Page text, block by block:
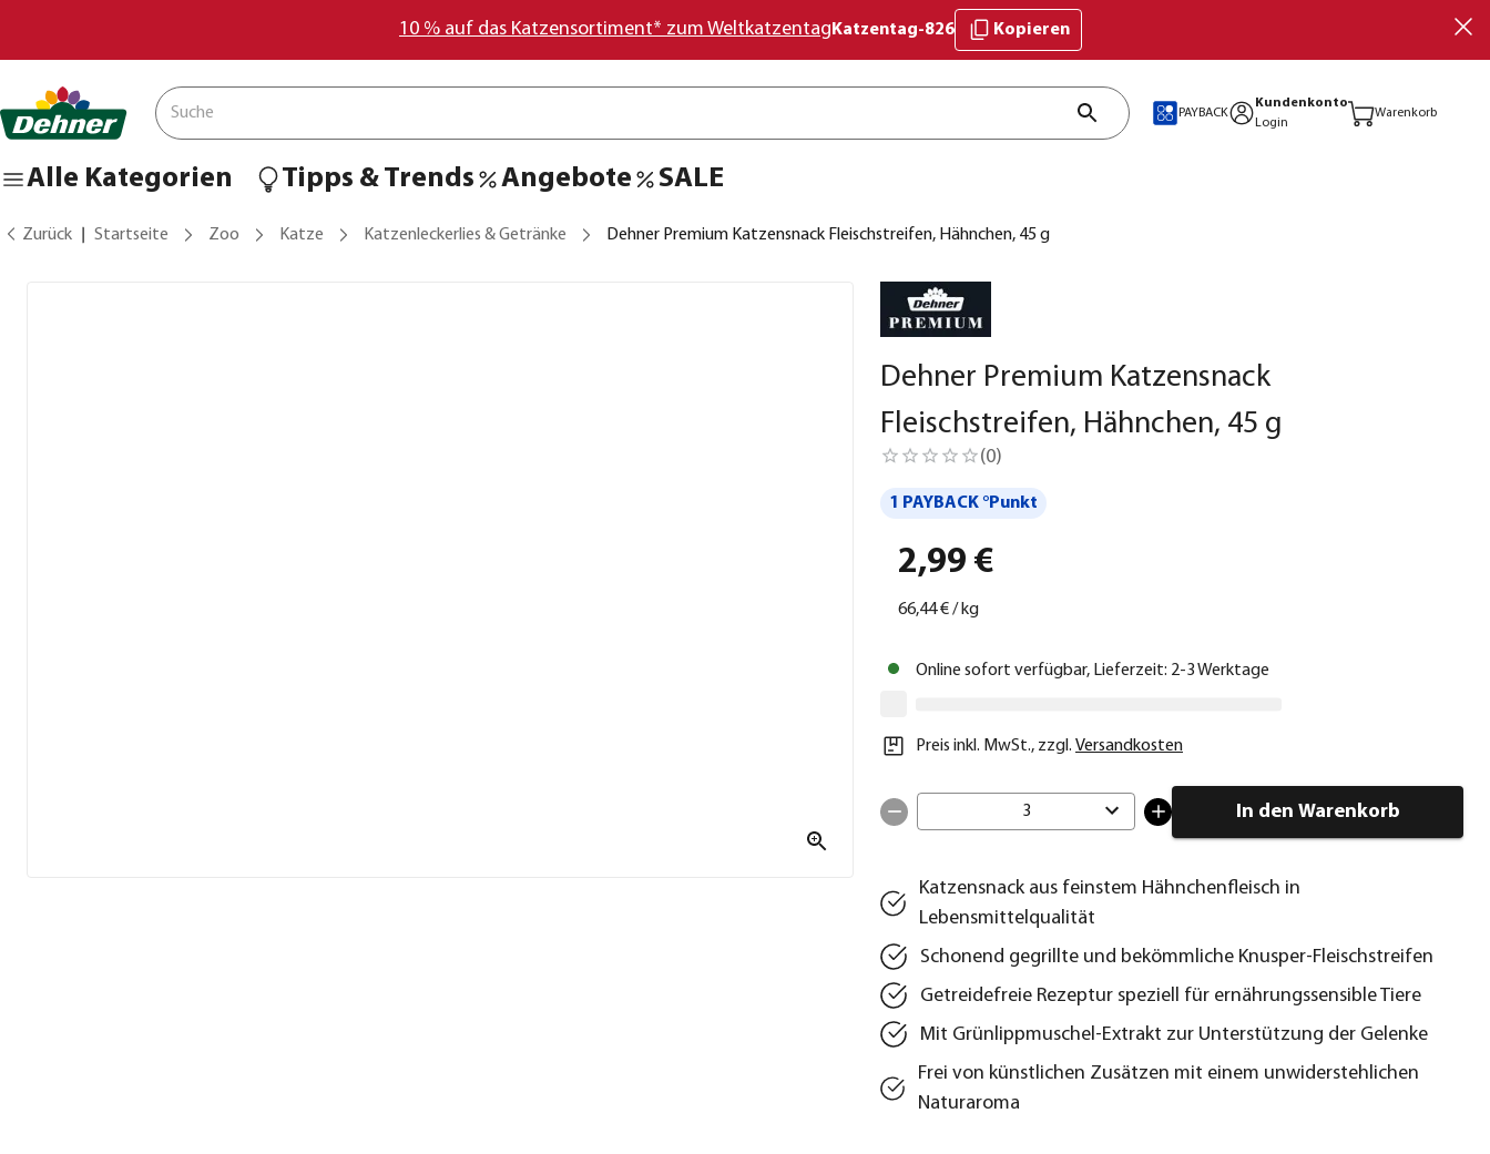
10 % auf das Katzensortiment* zum Weltkatzentag Katzentag-826 Kopieren
PAYBACK
Kundenkonto
Login
Warenkorb
Alle Kategorien Tipps & Trends Angebote SALE
Zurück Startseite Zoo Katze Katzenleckerlies & Getränke Dehner Premium Katzensnack Fleischstreifen, Hähnchen, 45 g
Dehner Premium Katzensnack
Fleischstreifen, Hähnchen, 45 g
(0)
1 PAYBACK °Punkt
2,99 €
66,44 €/ kg
Online sofort verfügbar, Lieferzeit: 2-3 Werktage
Preis inkl. MwSt., zzgl. Versandkosten
3 In den Warenkorb
Katzensnack aus feinstem Hähnchenfleisch in
Lebensmittelqualität
Schonend gegrillte und bekömmliche Knusper-Fleischstreifen
Getreidefreie Rezeptur speziell für ernährungssensible Tiere
Mit Grünlippmuschel-Extrakt zur Unterstützung der Gelenke
Frei von künstlichen Zusätzen mit einem unwiderstehlichen
Naturaroma